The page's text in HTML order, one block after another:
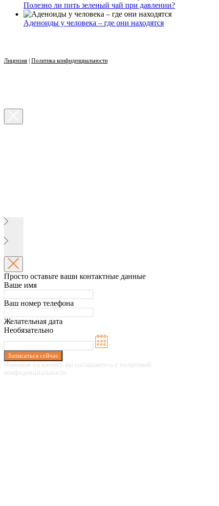
Полезно ли пить зеленый чай при давлении?
Аденоиды у человека – где они находятся
Лицензия Политика конфиденциальности
Просто оставьте ваши контактные данные
Ваше имя
Ваш номер телефона
Желательная дата
Необязательно
Записаться сейчас
Нажимая на кнопку вы соглашаетесь с политикой
конфиденциальности